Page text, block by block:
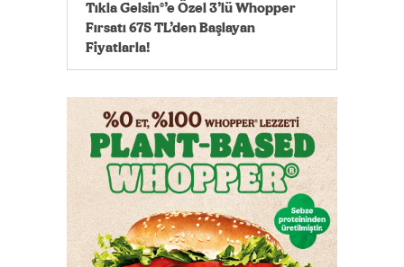
Tıkla Gelsin®’e Özel 3’lü Whopper
Fırsatı 675 TL’den Başlayan
Fiyatlarla!